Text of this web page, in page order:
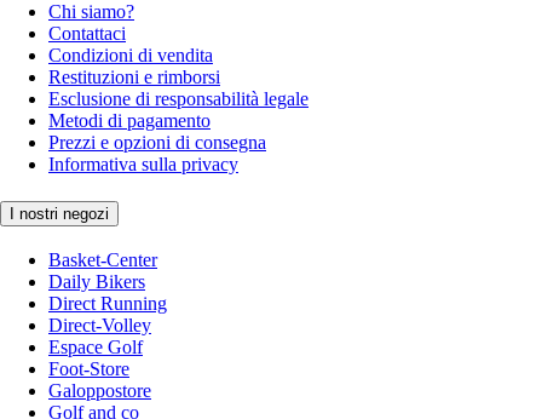
Chi siamo?
Contattaci
Condizioni di vendita
Restituzioni e rimborsi
Esclusione di responsabilità legale
Metodi di pagamento
Prezzi e opzioni di consegna
Informativa sulla privacy
I nostri negozi
Basket-Center
Daily Bikers
Direct Running
Direct-Volley
Espace Golf
Foot-Store
Galoppostore
Golf and co